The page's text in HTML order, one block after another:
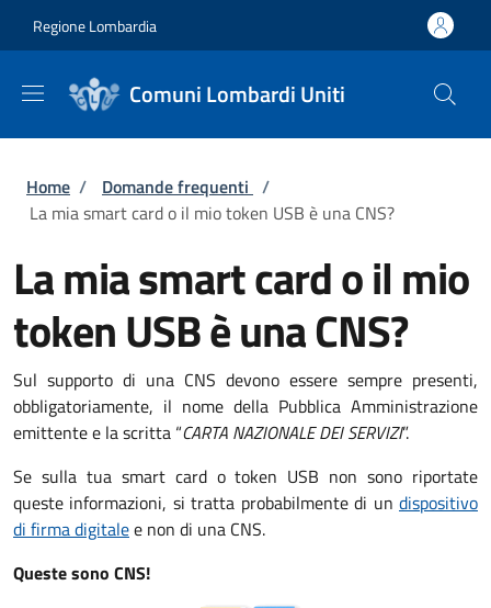
Regione Lombardia
Comuni Lombardi Uniti
Briciole di pane
Home / Domande frequenti /
La mia smart card o il mio token USB è una CNS?
La mia smart card o il mio
token USB è una CNS?
Sul supporto di una CNS devono essere sempre presenti,
obbligatoriamente, il nome della Pubblica Amministrazione
emittente e la scritta “CARTA NAZIONALE DEI SERVIZI”.
Se sulla tua smart card o token USB non sono riportate
queste informazioni, si tratta probabilmente di un dispositivo
di firma digitalee non di una CNS.
Queste sono CNS!